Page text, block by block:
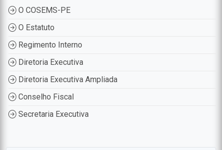
O COSEMS-PE
O Estatuto
Regimento Interno
Diretoria Executiva
Diretoria Executiva Ampliada
Conselho Fiscal
Secretaria Executiva